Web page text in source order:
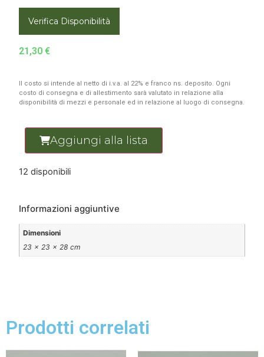
Verifica Disponibilità
21,30 €
Il costo si intende al netto di i.v.a. al 22% e franco ns. deposito. Ogni
costo di consegna e di allestimento sarà valutato in relazione alla
disponibilità di mezzi e personale ed in relazione al luogo di consegna.
Aggiungi alla lista
12 disponibili
Informazioni aggiuntive
Dimensioni
23 × 23 × 28 cm
Prodotti correlati